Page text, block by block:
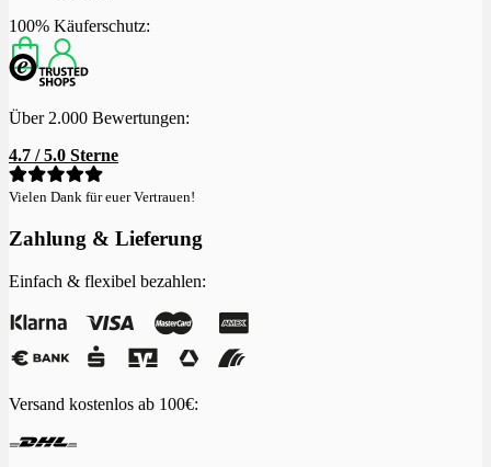
100% Käuferschutz:
Über 2.000 Bewertungen:
4.7 / 5.0 Sterne
Vielen Dank für euer Vertrauen!
Zahlung & Lieferung
Einfach & flexibel bezahlen:
Versand kostenlos ab 100€: